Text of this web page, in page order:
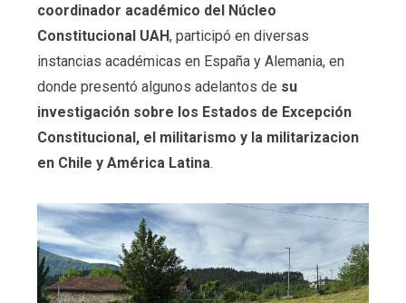
coordinador académico del Núcleo
Constitucional UAH, participó en diversas
instancias académicas en España y Alemania, en
donde presentó algunos adelantos de su
investigación sobre los Estados de Excepción
Constitucional, el militarismo y la militarizacion
en Chile y América Latina.